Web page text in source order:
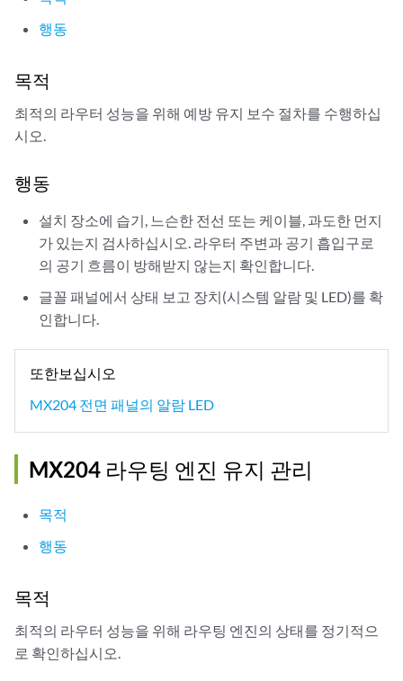
행동
목적
최적의 라우터 성능을 위해 예방 유지 보수 절차를 수행하십
시오.
행동
설치 장소에 습기, 느슨한 전선 또는 케이블, 과도한 먼지
가 있는지 검사하십시오. 라우터 주변과 공기 흡입구로
의 공기 흐름이 방해받지 않는지 확인합니다.
글꼴 패널에서 상태 보고 장치(시스템 알람 및 LED)를 확
인합니다.
또한보십시오
MX204 전면 패널의 알람 LED
MX204 라우팅 엔진 유지 관리
목적
행동
목적
최적의 라우터 성능을 위해 라우팅 엔진의 상태를 정기적으
로 확인하십시오.